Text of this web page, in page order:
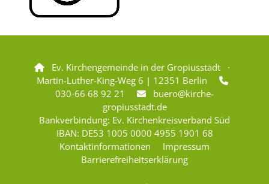

Ev. Kirchengemeinde in der Gropiusstadt ·
Martin-Luther-King-Weg 6 | 12351 Berlin

030-66 68 92 21 
buero@kirche-
gropiusstadt.de
Bankverbindung: Ev. Kirchenkreisverband Süd
IBAN: DE53 1005 0000 4955 1901 68
Kontaktinformationen
Impressum
Barrierefreiheitserklärung